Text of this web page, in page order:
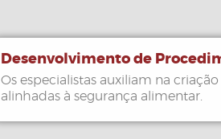
Desenvolvimento de
Os especialistas auxiliam na
alinhadas à segurança alimentar.